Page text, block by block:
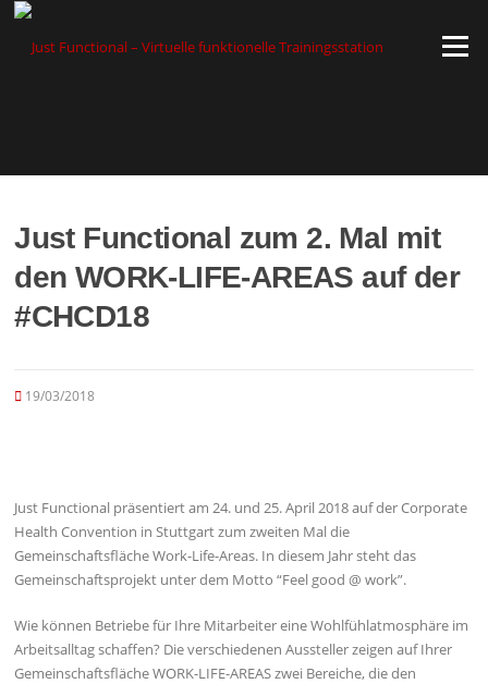
Zum
springen
Menü
Just Functional zum 2. Mal mit
den WORK-LIFE-AREAS auf der
#CHCD18
19/03/2018
Just Functional präsentiert am 24. und 25. April 2018 auf der Corporate
Health Convention in Stuttgart zum zweiten Mal die
Gemeinschaftsfläche Work-Life-Areas. In diesem Jahr steht das
Gemeinschaftsprojekt unter dem Motto “Feel good @ work”.
Wie können Betriebe für Ihre Mitarbeiter eine Wohlfühlatmosphäre im
Arbeitsalltag schaffen? Die verschiedenen Aussteller zeigen auf Ihrer
Gemeinschaftsfläche WORK-LIFE-AREAS zwei Bereiche, die den